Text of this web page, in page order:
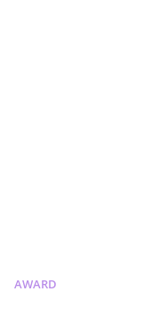
AWARD